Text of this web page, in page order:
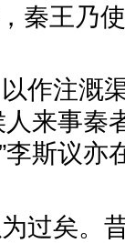
秦王乃
作注溉
来事秦
斯议亦
过矣。